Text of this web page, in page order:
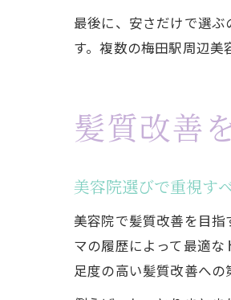
最後に、安さだけで選
す。複数の梅田駅周辺美
髪質改善
美容院選びで重視す
美容院で髪質改善を目
マの履歴によって最適
足度の高い髪質改善への